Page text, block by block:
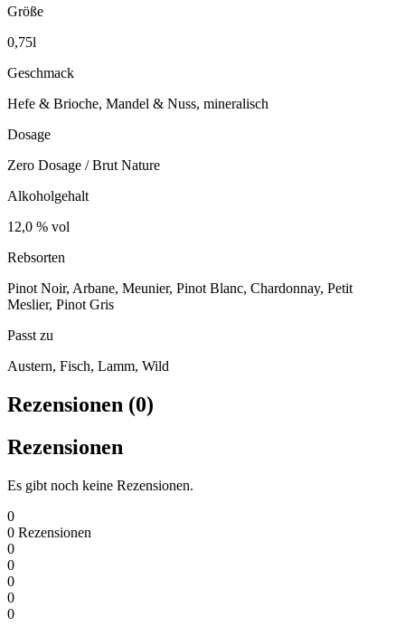
Größe
0,75l
Geschmack
Hefe & Brioche, Mandel & Nuss, mineralisch
Dosage
Zero Dosage / Brut Nature
Alkoholgehalt
12,0 % vol
Rebsorten
Pinot Noir, Arbane, Meunier, Pinot Blanc, Chardonnay, Petit
Meslier, Pinot Gris
Passt zu
Austern, Fisch, Lamm, Wild
Rezensionen (0)
Rezensionen
Es gibt noch keine Rezensionen.
0
0 Rezensionen
0
0
0
0
0